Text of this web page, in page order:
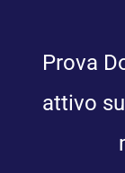
Prova
attivo